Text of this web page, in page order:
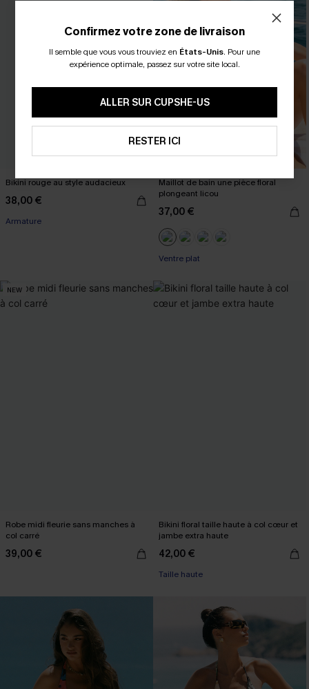
Bikini rouge au style audacieux
38,00 €
Armature
Maillot de bain une pièce floral
plongeant licou
37,00 €
Ventre plat
NEW
Robe midi fleurie sans manches à
col carré
39,00 €
Bikini floral taille haute à col cœur et
jambe extra haute
42,00 €
Taille haute
Confirmez votre zone de livraison
Il semble que vous vous trouviez en États-Unis. Pour une
expérience optimale, passez sur votre site local.
ALLER SUR CUPSHE-US
RESTER ICI